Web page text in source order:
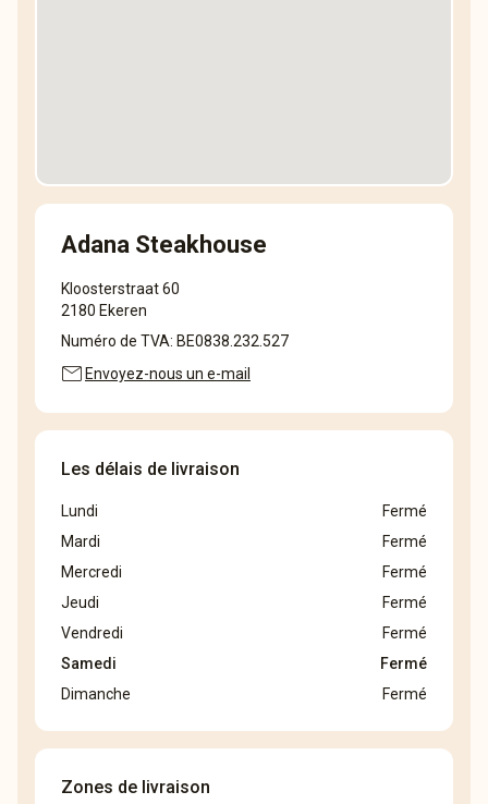
Adana Steakhouse
Kloosterstraat 60
2180 Ekeren
Numéro de TVA: BE0838.232.527
mail Envoyez-nous un e-mail
Les délais de livraison
Lundi
Fermé
Mardi
Fermé
Mercredi
Fermé
Jeudi
Fermé
Vendredi
Fermé
Samedi
Fermé
Dimanche
Fermé
Zones de livraison